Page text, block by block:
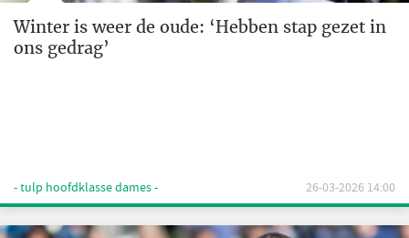
Winter is weer de oude: ‘Hebben stap gezet in
ons gedrag’
- tulp hoofdklasse dames - 26-03-2026 14:00